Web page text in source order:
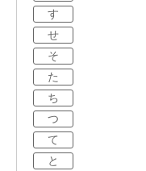
す
せ
そ
た
ち
つ
て
と